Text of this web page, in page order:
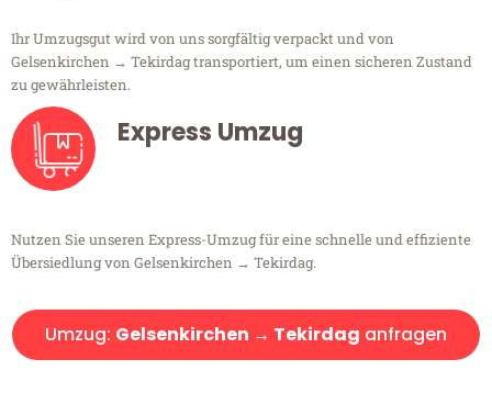
Ihr Umzugsgut wird von uns sorgfältig verpackt und von
Gelsenkirchen → Tekirdag transportiert, um einen sicheren Zustand
zu gewährleisten.
Express Umzug
Nutzen Sie unseren Express-Umzug für eine schnelle und effiziente
Übersiedlung von Gelsenkirchen → Tekirdag.
Umzug: Gelsenkirchen → Tekirdag anfragen